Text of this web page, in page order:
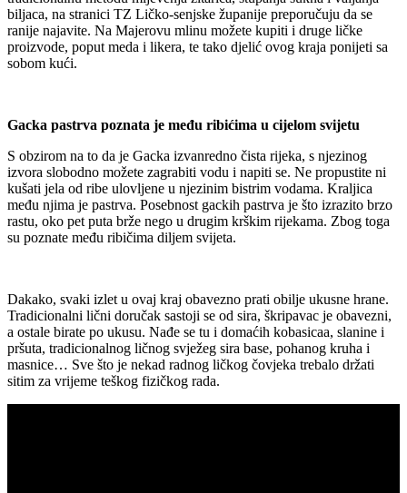
biljaca, na stranici TZ Ličko-senjske županije preporučuju da se
ranije najavite. Na Majerovu mlinu možete kupiti i druge ličke
proizvode, poput meda i likera, te tako djelić ovog kraja ponijeti sa
sobom kući.
Gacka pastrva poznata je među ribićima u cijelom svijetu
S obzirom na to da je Gacka izvanredno čista rijeka, s njezinog
izvora slobodno možete zagrabiti vodu i napiti se. Ne propustite ni
kušati jela od ribe ulovljene u njezinim bistrim vodama. Kraljica
među njima je pastrva. Posebnost gackih pastrva je što izrazito brzo
rastu, oko pet puta brže nego u drugim krškim rijekama. Zbog toga
su poznate među ribičima diljem svijeta.
Dakako, svaki izlet u ovaj kraj obavezno prati obilje ukusne hrane.
Tradicionalni lični doručak sastoji se od sira, škripavac je obavezni,
a ostale birate po ukusu. Nađe se tu i domaćih kobasicaa, slanine i
pršuta, tradicionalnog ličnog svježeg sira base, pohanog kruha i
masnice… Sve što je nekad radnog ličkog čovjeka trebalo držati
sitim za vrijeme teškog fizičkog rada.